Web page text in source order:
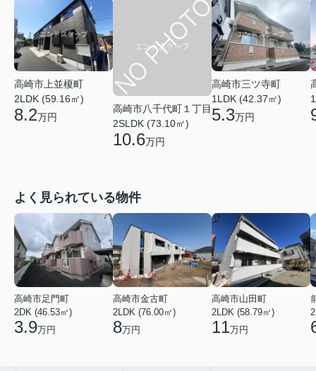
高崎市上並榎町
2LDK (59.16㎡)
8.2万円
高崎市八千代町１丁目
2SLDK (73.10㎡)
10.6万円
高崎市三ツ寺町
1LDK (42.37㎡)
5.3万円
よく見られている物件
高崎市足門町
2DK (46.53㎡)
3.9万円
高崎市金古町
2LDK (76.00㎡)
8万円
高崎市山田町
2LDK (58.79㎡)
11万円